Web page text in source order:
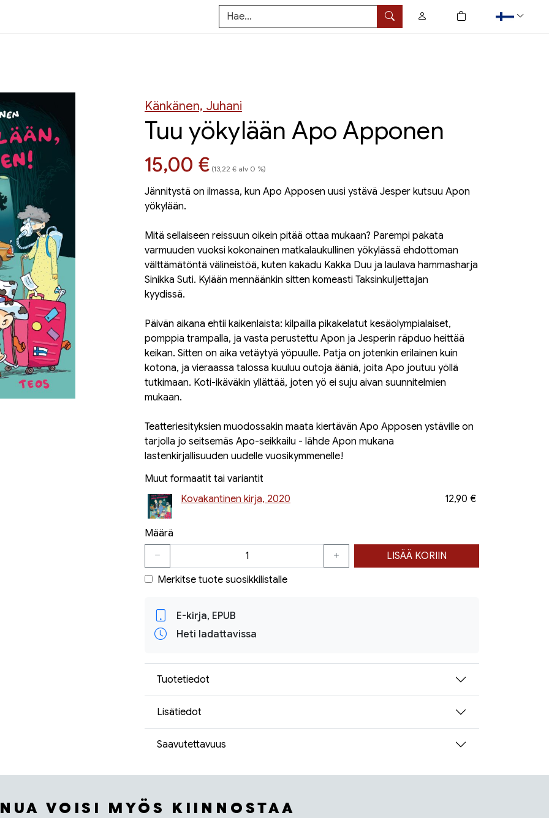
Hae
0
tuotetta ostoskorissa
Känkänen, Juhani
Tuu yökylään Apo Apponen
Hinta nyt
15,00 € (13,22 € alv 0 %)
Jännitystä on ilmassa, kun Apo Apposen uusi ystävä Jesper kutsuu Apon
yökylään.
Mitä sellaiseen reissuun oikein pitää ottaa mukaan? Parempi pakata
varmuuden vuoksi kokonainen matkalaukullinen yökylässä ehdottoman
välttämätöntä välineistöä, kuten kakadu Kakka Duu ja laulava hammasharja
Sinikka Suti. Kylään mennäänkin sitten komeasti Taksinkuljettajan
kyydissä.
Päivän aikana ehtii kaikenlaista: kilpailla pikakelatut kesäolympialaiset,
pomppia trampalla, ja vasta perustettu Apon ja Jesperin räpduo heittää
keikan. Sitten on aika vetäytyä yöpuulle. Patja on jotenkin erilainen kuin
kotona, ja vieraassa talossa kuuluu outoja ääniä, joita Apo joutuu yöllä
tutkimaan. Koti-ikäväkin yllättää, joten yö ei suju aivan suunnitelmien
mukaan.
Teatteriesityksien muodossakin maata kiertävän Apo Apposen ystäville on
tarjolla jo seitsemäs Apo-seikkailu - lähde Apon mukana
lastenkirjallisuuden uudelle vuosikymmenelle!
Muut formaatit tai variantit
Kovakantinen kirja, 2020
12,90 €
Määrä
LISÄÄ KORIIN
Merkitse tuote suosikkilistalle
E-kirja, EPUB
Heti ladattavissa
Tuotetiedot
Lisätiedot
Saavutettavuus
VOISI MYÖS KIINNOSTAA